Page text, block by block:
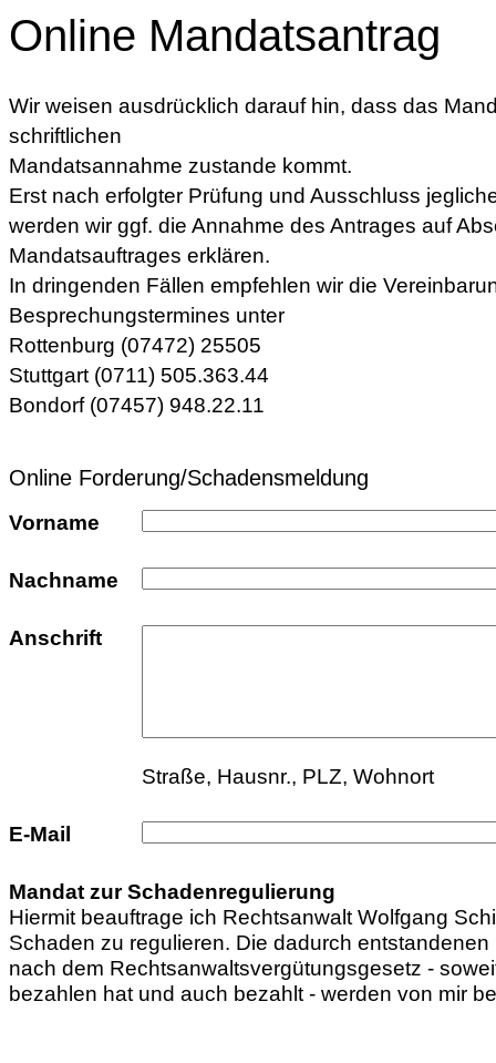
Online Mandatsantrag
Wir weisen ausdrücklich darauf hin, dass das
schriftlichen
Mandatsannahme zustande kommt.
Erst nach erfolgter Prüfung und Ausschluss
werden wir ggf. die Annahme des Antrages auf
Mandatsauftrages erklären.
In dringenden Fällen empfehlen wir die
Besprechungstermines unter
Rottenburg (07472) 25505
Stuttgart (0711) 505.363.44
Bondorf (07457) 948.22.11
Online Forderung/Schadensmeldung
Vorname
Nachname
Anschrift
Straße, Hausnr., PLZ, Wohnort
E-Mail
Mandat zur Schadenregulierung
Hiermit beauftrage ich Rechtsanwalt Wolfgang
Schaden zu regulieren. Die dadurch
nach dem Rechtsanwaltsvergütungsgesetz -
bezahlen hat und auch bezahlt - werden von mir